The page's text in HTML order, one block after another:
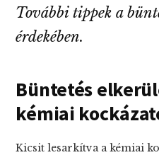
További tippek a
érdekében.
Büntetés
kémiai
Kicsit lesarkítva a kémiai